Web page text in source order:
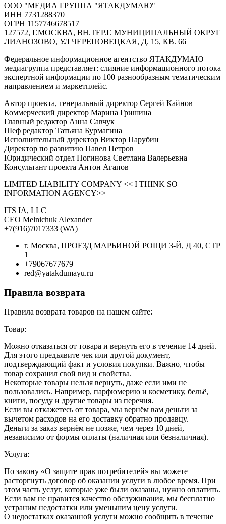
ООО "МЕДИА ГРУППА "ЯТАКДУМАЮ"
ИНН 7731288370
ОГРН 1157746678517
127572, Г.МОСКВА, ВН.ТЕР.Г. МУНИЦИПАЛЬНЫЙ ОКРУГ
ЛИАНОЗОВО, УЛ ЧЕРЕПОВЕЦКАЯ, Д. 15, КВ. 66
Федеральное информационное агентство ЯТАКДУМАЮ
медиагруппа представляет: слияние информационного потока
экспертной информации по 100 разнообразным тематическим
направлением и маркетплейс.
Автор проекта, генеральный директор Сергей Кайнов
Коммерческий директор Марина Гришина
Главный редактор Анна Савчук
Шеф редактор Татьяна Бурмагина
Исполнительный директор Виктор Парубин
Директор по развитию Павел Петров
Юридический отдел Ногинова Светлана Валерьевна
Консультант проекта Антон Агапов
LIMITED LIABILITY COMPANY << I THINK SO
INFORMATION AGENCY>>
ITS IA, LLC
CEO Melnichuk Alexander
+7(916)7017333 (WA)
г. Москва, ПРОЕЗД МАРЬИНОЙ РОЩИ 3-Й, Д 40, СТР
1
+79067677679
red@yatakdumayu.ru
Правила возврата
Правила возврата товаров на нашем сайте:
Товар:
Можно отказаться от товара и вернуть его в течение 14 дней.
Для этого предъявите чек или другой документ,
подтверждающий факт и условия покупки. Важно, чтобы
товар сохранил свой вид и свойства.
Некоторые товары нельзя вернуть, даже если ими не
пользовались. Например, парфюмерию и косметику, бельё,
книги, посуду и другие товары из перечня.
Если вы откажетесь от товара, мы вернём вам деньги за
вычетом расходов на его доставку обратно продавцу.
Деньги за заказ вернём не позже, чем через 10 дней,
независимо от формы оплаты (наличная или безналичная).
Услуга:
По закону «О защите прав потребителей» вы можете
расторгнуть договор об оказании услуги в любое время. При
этом часть услуг, которые уже были оказаны, нужно оплатить.
Если вам не нравится качество обслуживания, мы бесплатно
устраним недостатки или уменьшим цену услуги.
О недостатках оказанной услуги можно сообщить в течение